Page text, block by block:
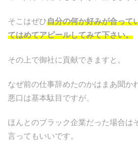
そこはぜひ自分の何か好みが合って
てはめてアピールしてみて下さい。
その上で御社に貢献できますと。
なぜ前の仕事辞めたのかはまあ聞か
悪口は基本駄目ですが、
ほんとのブラック企業だった場合は
言ってもいいです。